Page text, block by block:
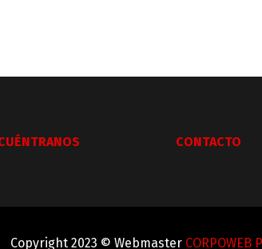
CONTACTO
Copyright 2023 © Webmaster CORPOWEB